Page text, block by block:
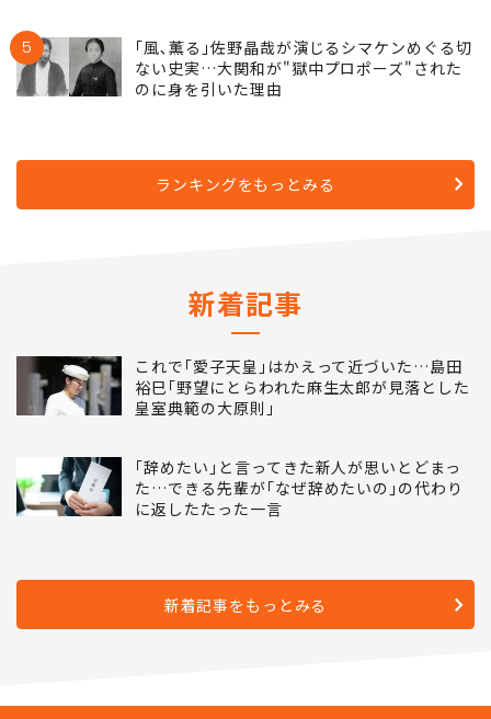
5
｢風､薫る｣佐野晶哉が演じるシマケンめぐる切
ない史実…大関和が"獄中プロポーズ"された
のに身を引いた理由
ランキングをもっとみる
新着記事
これで｢愛子天皇｣はかえって近づいた…島田
裕巳｢野望にとらわれた麻生太郎が見落とした
皇室典範の大原則｣
｢辞めたい｣と言ってきた新人が思いとどまっ
た…できる先輩が｢なぜ辞めたいの｣の代わり
に返したたった一言
新着記事をもっとみる